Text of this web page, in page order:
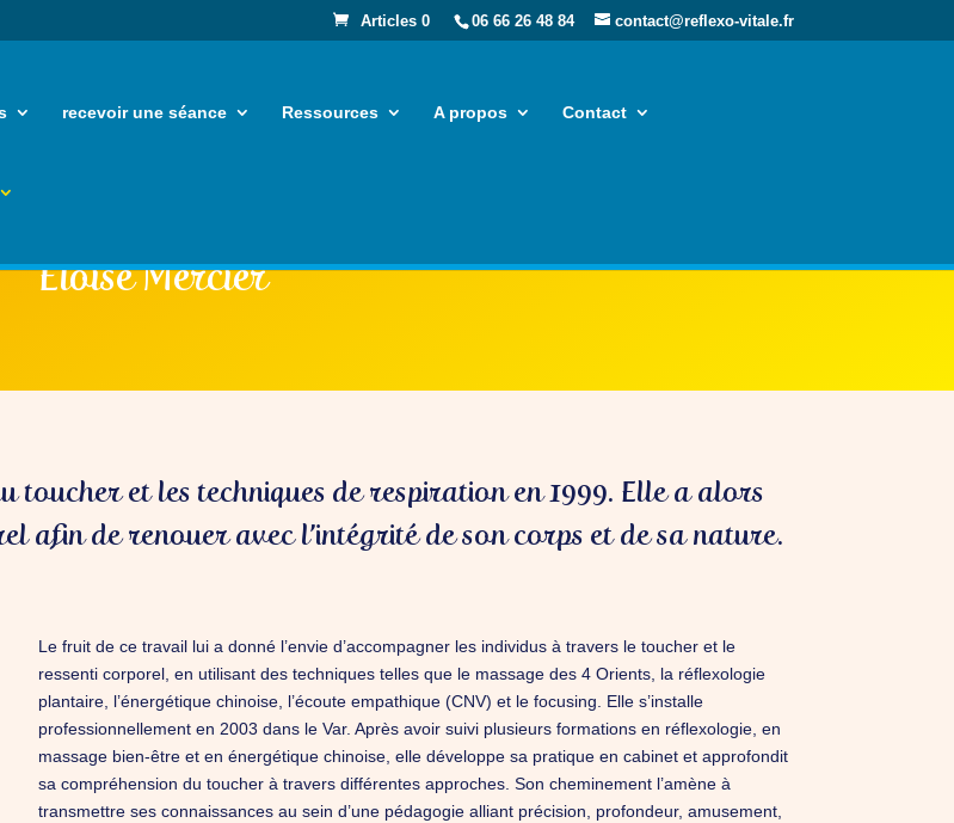
06 66 26 48 84 contact@reflexo-vitale.fr
Articles 0
recevoir une séance Ressources A propos Contact
Eloïse Mercier
toucher et les techniques de respiration en 1999. Elle a alors
afin de renouer avec l’intégrité de son corps et de sa nature.
Le fruit de ce travail lui a donné l’envie d’accompagner les individus à travers le toucher et le
ressenti corporel, en utilisant des techniques telles que le massage des 4 Orients, la réflexologie
plantaire, l’énergétique chinoise, l’écoute empathique (CNV) et le focusing. Elle s’installe
professionnellement en 2003 dans le Var.Après avoir suivi plusieurs formations en réflexologie, en
massage bien-être et en énergétique chinoise, elle développe sa pratique en cabinet et approfondit
sa compréhension du toucher à travers différentes approches. Son cheminement l’amène à
transmettre ses connaissances au sein d’une pédagogie alliant précision, profondeur, amusement,